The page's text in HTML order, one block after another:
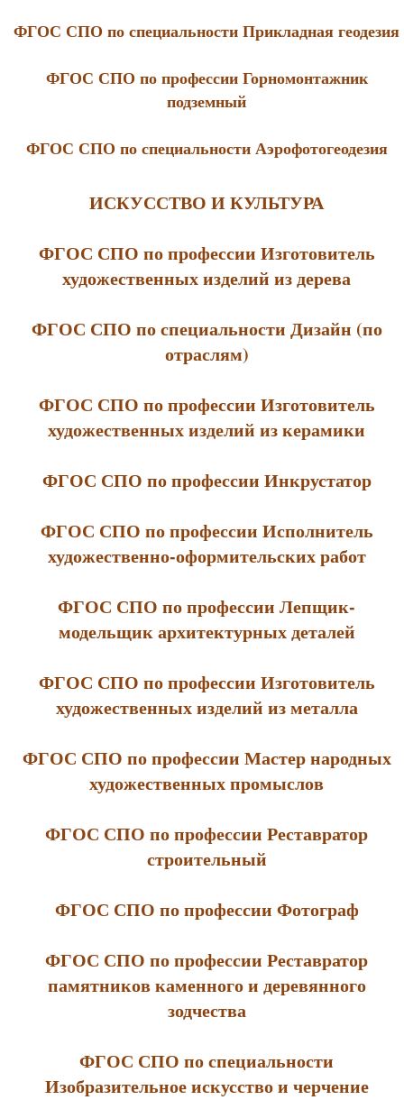
ФГОС СПО по специальности Прикладная геодезия
ФГОС СПО по профессии Горномонтажник
подземный
ФГОС СПО по специальности Аэрофотогеодезия
ИСКУССТВО И КУЛЬТУРА
ФГОС СПО по профессии Изготовитель
художественных изделий из дерева
ФГОС СПО по специальности Дизайн (по
отраслям)
ФГОС СПО по профессии Изготовитель
художественных изделий из керамики
ФГОС СПО по профессии Инкрустатор
ФГОС СПО по профессии Исполнитель
художественно-оформительских работ
ФГОС СПО по профессии Лепщик-
модельщик архитектурных деталей
ФГОС СПО по профессии Изготовитель
художественных изделий из металла
ФГОС СПО по профессии Мастер народных
художественных промыслов
ФГОС СПО по профессии Реставратор
строительный
ФГОС СПО по профессии Фотограф
ФГОС СПО по профессии Реставратор
памятников каменного и деревянного
зодчества
ФГОС СПО по специальности
Изобразительное искусство и черчение